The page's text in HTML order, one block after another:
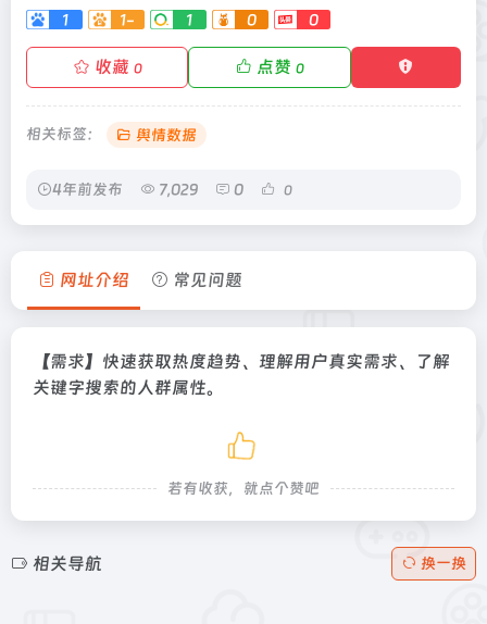
1 1- 1 0 0
收藏 0 点赞 0
相关标签： 舆情数据
4年前发布 7,029 0 0
网址介绍 常见问题
【需求】快速获取热度趋势、理解用户真实需求、了解
关键字搜索的人群属性。
若有收获，就点个赞吧
相关导航 换一换